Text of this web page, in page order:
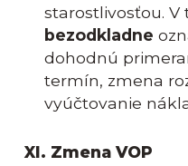
starostlivosťou.
bezodkladne
dohodnú
termín, zmena
vyúčtovanie
XI. Zmena VOP